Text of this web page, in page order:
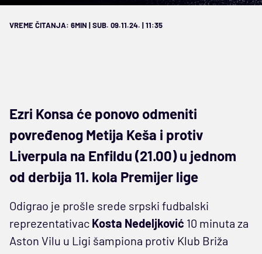
VREME ČITANJA: 6MIN | SUB. 09.11.24. | 11:35
Ezri Konsa će ponovo odmeniti
povređenog Metija Keša i protiv
Liverpula na Enfildu (21.00) u jednom
od derbija 11. kola Premijer lige
Odigrao je prošle srede srpski fudbalski
reprezentativac Kosta Nedeljković 10 minuta za
Aston Vilu u Ligi šampiona protiv Klub Briža